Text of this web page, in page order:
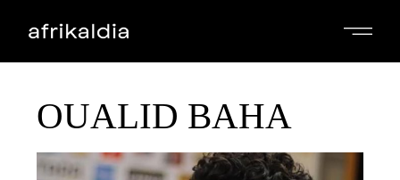
OUALID BAHA